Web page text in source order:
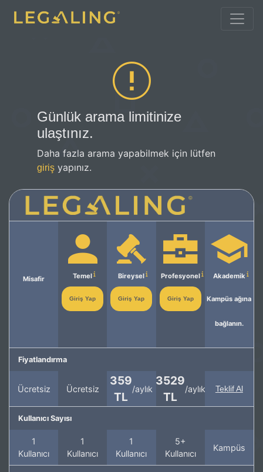
Günlük arama limitinize
ulaştınız.
Daha fazla arama yapabilmek için lütfen
giriş yapınız.
Misafir Temel
Giriş Yap
Bireysel
Giriş Yap
Profesyonel
Giriş Yap
Akademik
Kampüs ağına
bağlanın.
Fiyatlandırma
Ücretsiz Ücretsiz
359
TL
/aylık
3529
TL
/aylık Teklif Al
Kullanıcı Sayısı
1
Kullanıcı
1
Kullanıcı
1
Kullanıcı
5+
Kullanıcı
Kampüs